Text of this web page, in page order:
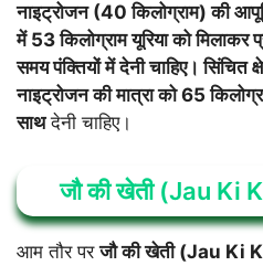
नाइट्रोजन (40 किलोग्राम) की
में 53 किलोग्राम यूरिया को
समय पंक्तियों में देनी चाहिए। सिंचित
नाइट्रोजन की मात्रा को 65
साथदेनी चाहिए।
जौ की खेती (Jau Ki
आम तौर परजौ की खेती (Jau Ki